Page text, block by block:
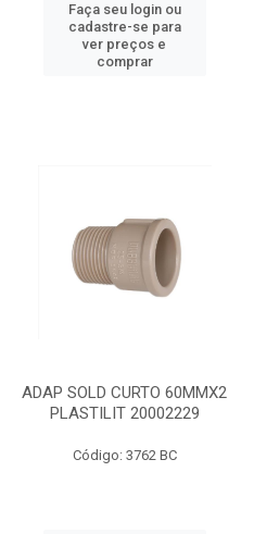
Faça seu login ou
cadastre-se para
ver preços e
comprar
ADAP SOLD CURTO 60MMX2
PLASTILIT 20002229
Código: 3762 BC